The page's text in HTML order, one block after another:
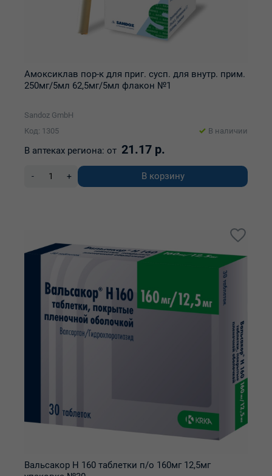
Амоксиклав пор-к для приг. сусп. для внутр. прим.
250мг/5мл 62,5мг/5мл флакон №1
Sandoz GmbH
Код: 1305
В наличии
В аптеках региона: от 21.17 р.
- + В корзину
Вальсакор Н 160 таблетки п/о 160мг 12,5мг